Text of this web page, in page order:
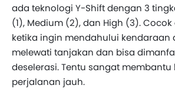
ada teknologi Y-Shift dengan 3
(1), Medium (2), dan High (3).
ketika ingin mendahului kendaraan
melewati tanjakan dan bisa
deselerasi. Tentu sangat membantu
perjalanan jauh.